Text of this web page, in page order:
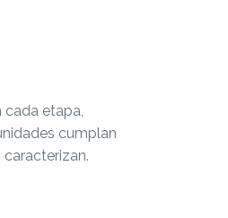
etapa,
cumplan